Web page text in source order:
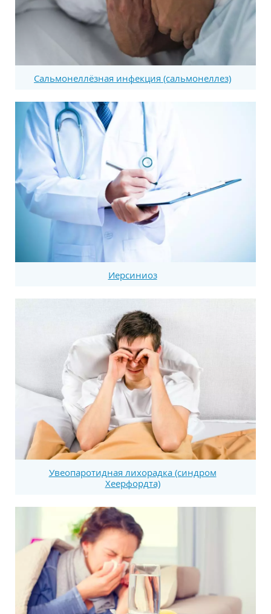
Сальмонеллёзная инфекция (сальмонеллез)
Иерсиниоз
Увеопаротидная лихорадка (синдром
Хеерфордта)